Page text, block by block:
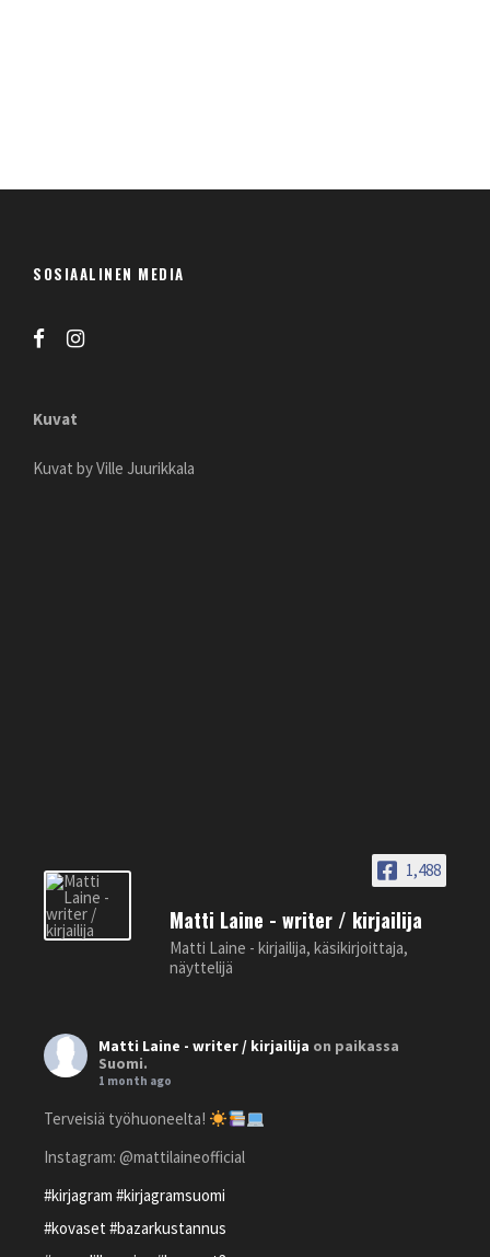
SOSIAALINEN MEDIA
Kuvat
Kuvat by Ville Juurikkala
1,488
Matti Laine - writer / kirjailija
Matti Laine - kirjailija, käsikirjoittaja,
näyttelijä
Matti Laine - writer / kirjailija on paikassa
Suomi.
1 month ago
Terveisiä työhuoneelta!
Instagram: @mattilaineofficial
#kirjagram #kirjagramsuomi
#kovaset #bazarkustannus